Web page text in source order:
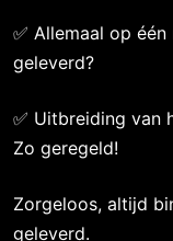
✅ Allemaal op
geleverd?
✅ Uitbreiding van
Zo geregeld!
Zorgeloos, altijd
geleverd.